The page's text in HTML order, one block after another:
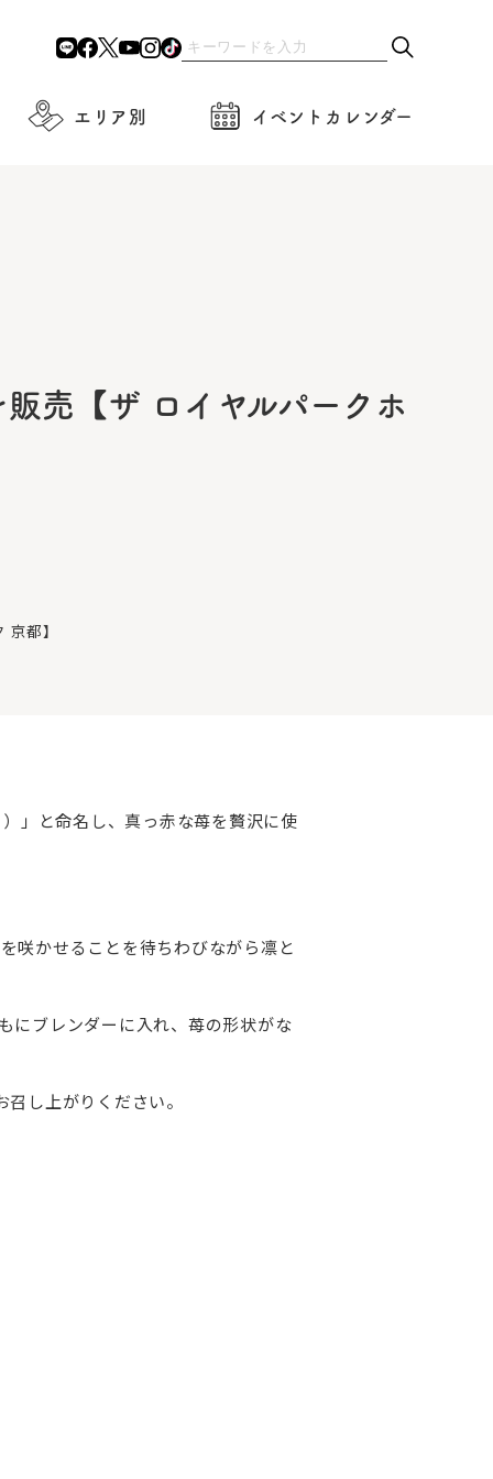
エリア別 イベントカレンダー
売【ザ ロイヤルパークホ
都】
」と命名し、真っ赤な苺を贅沢に使
咲かせることを待ちわびながら凛と
にブレンダーに入れ、苺の形状がな
し上がりください。